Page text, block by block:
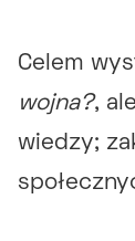
Celem
wojna?,
wiedzy;